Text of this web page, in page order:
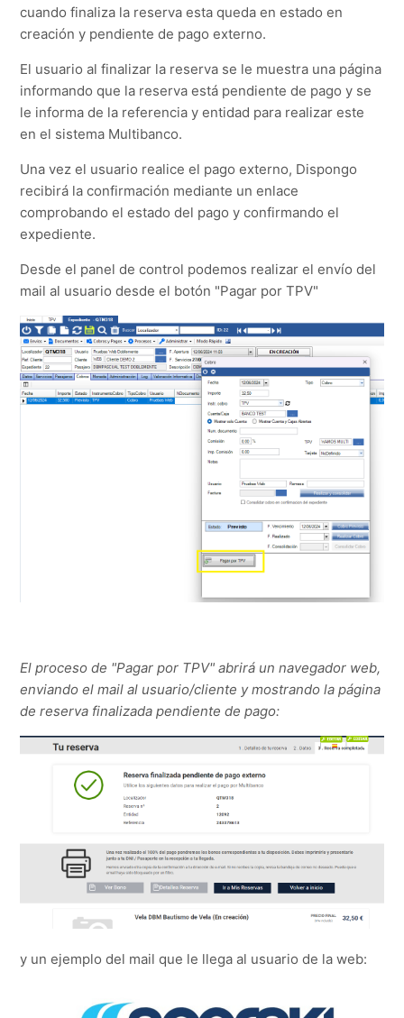
cuando finaliza la reserva esta queda en estado en
creación y pendiente de pago externo.
El usuario al finalizar la reserva se le muestra una página
informando que la reserva está pendiente de pago y se
le informa de la referencia y entidad para realizar este
en el sistema Multibanco.
Una vez el usuario realice el pago externo, Dispongo
recibirá la confirmación mediante un enlace
comprobando el estado del pago y confirmando el
expediente.
Desde el panel de control podemos realizar el envío del
mail al usuario desde el botón "Pagar por TPV"
El proceso de "Pagar por TPV" abrirá un navegador web,
enviando el mail al usuario/cliente y mostrando la página
de reserva finalizada pendiente de pago:
y un ejemplo del mail que le llega al usuario de la web: